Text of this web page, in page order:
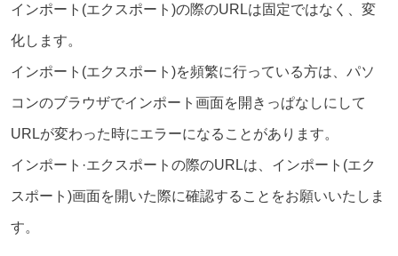
インポート(エクスポート)の際のURLは固定ではなく、変
化します。
インポート(エクスポート)を頻繁に行っている方は、パソ
コンのブラウザでインポート画面を開きっぱなしにして
URLが変わった時にエラーになることがあります。
インポート·エクスポートの際のURLは、インポート(エク
スポート)画面を開いた際に確認することをお願いいたしま
す。